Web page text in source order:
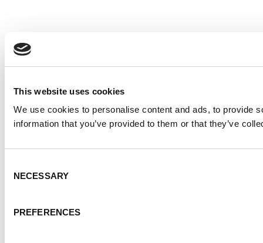
This website uses cookies
We use cookies to personalise content and ads, to provide
information that you’ve provided to them or that they’ve
Selection
NECESSARY
PREFERENCES